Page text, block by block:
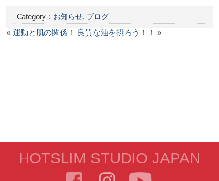
Category： お知らせ, ブログ
«運動と肌の関係！ 良質な油を摂ろう！！ »
HOTSLIM STUDIO JAPAN